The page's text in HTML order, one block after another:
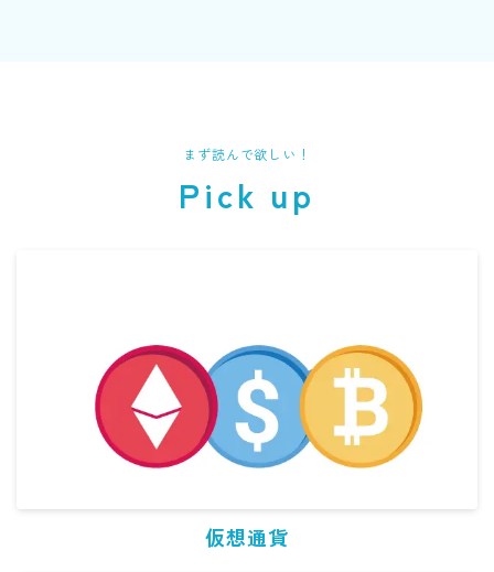
まず読んで欲しい！
Pick up
仮想通貨